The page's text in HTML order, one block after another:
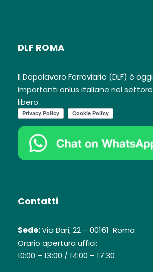
DLF ROMA
Il Dopolavoro Ferroviario (DLF) è
importanti onlus italiane nel
libero.
Contatti
Sede:Via Bari, 22 – 00161 Roma
Orario apertura uffici:
10:00 – 13:00 / 14:00 – 17:30